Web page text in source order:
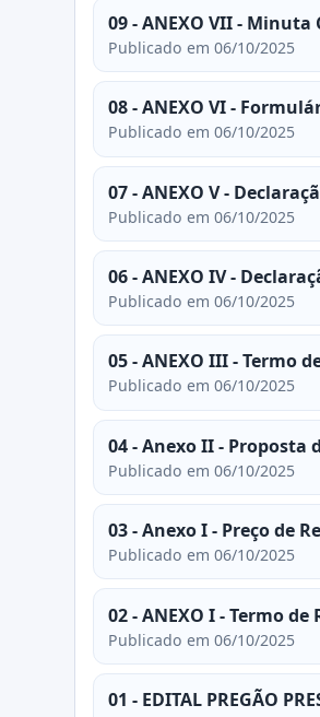
09 - ANEXO VII -
Publicado em 06/10/2025
08 - ANEXO VI -
Publicado em 06/10/2025
07 - ANEXO V -
Publicado em 06/10/2025
06 - ANEXO IV -
Publicado em 06/10/2025
05 - ANEXO III - Termo
Publicado em 06/10/2025
04 - Anexo II - Proposta
Publicado em 06/10/2025
03 - Anexo I - Preço de
Publicado em 06/10/2025
02 - ANEXO I - Termo de
Publicado em 06/10/2025
01 - EDITAL PREGÃO